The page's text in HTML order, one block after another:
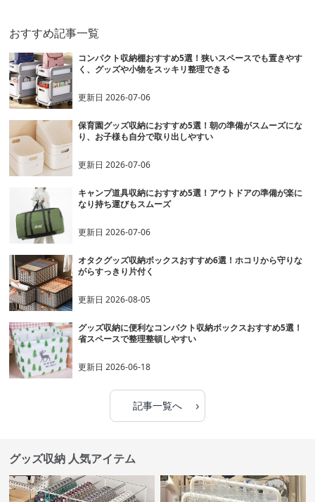
おすすめ記事一覧
コンパクト収納棚おすすめ5選！狭いスペースでも置きやす
く、グッズや小物をスッキリ整理できる
更新日2026-07-06
保育園グッズ収納におすすめ5選！朝の準備がスムーズにな
り、お子様も自分で取り出しやすい
更新日2026-07-06
キャンプ道具収納におすすめ5選！アウトドアの準備が楽に
なり持ち運びもスムーズ
更新日2026-07-06
オタクグッズ収納ボックスおすすめ6選！ホコリから守りな
がらすっきり片付く
更新日2026-08-05
グッズ収納に便利なコンパクト収納ボックスおすすめ5選！
省スペースで整理整頓しやすい
更新日2026-06-18
記事一覧へ ›
グッズ収納 人気アイテム